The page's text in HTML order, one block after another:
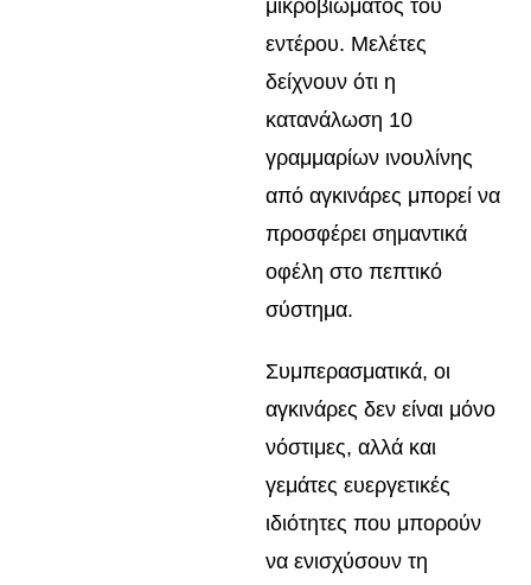
μικροβιώματος του
εντέρου. Μελέτες
δείχνουν ότι η
κατανάλωση 10
γραμμαρίων ινουλίνης
από αγκινάρες μπορεί να
προσφέρει σημαντικά
οφέλη στο πεπτικό
σύστημα.
Συμπερασματικά, οι
αγκινάρες δεν είναι μόνο
νόστιμες, αλλά και
γεμάτες ευεργετικές
ιδιότητες που μπορούν
να ενισχύσουν τη